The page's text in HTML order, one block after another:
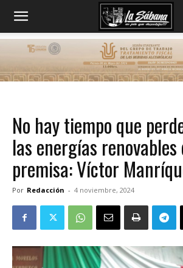
No hay tiempo que
las energías
premisa: Víctor
Por Redacción - 4 noviembre, 2024